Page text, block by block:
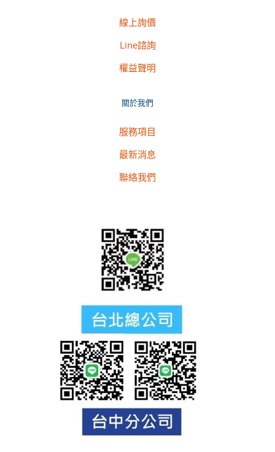
線上詢價
Line諮詢
權益聲明
關於我們
服務項目
最新消息
聯絡我們